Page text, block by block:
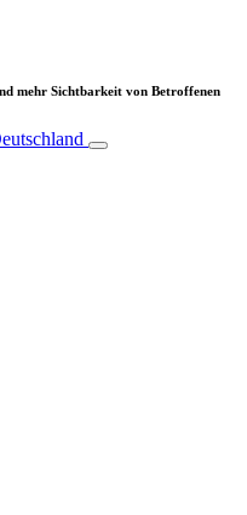
mehr Sichtbarkeit von Betroffenen